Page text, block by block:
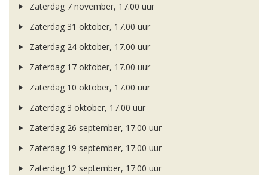
Zaterdag 7 november, 17.00 uur
Zaterdag 31 oktober, 17.00 uur
Zaterdag 24 oktober, 17.00 uur
Zaterdag 17 oktober, 17.00 uur
Zaterdag 10 oktober, 17.00 uur
Zaterdag 3 oktober, 17.00 uur
Zaterdag 26 september, 17.00 uur
Zaterdag 19 september, 17.00 uur
Zaterdag 12 september, 17.00 uur